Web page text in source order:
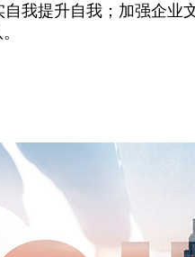
我提升⾃我；加强企业